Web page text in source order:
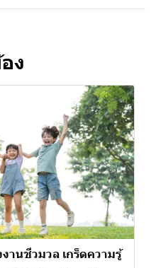
ง
งานชีวมวล เกร็ดความรู้